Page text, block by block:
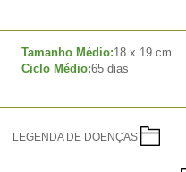
Tamanho Médio:18 x 19 cm
Ciclo Médio:65 dias
LEGENDA DE DOENÇAS